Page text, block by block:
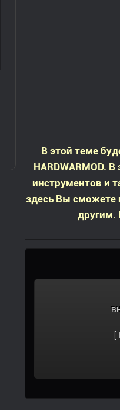
В этой теме
HARDWARMOD.
инструментов и
здесь Вы сможете
другим.